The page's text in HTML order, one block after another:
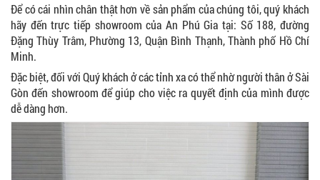
Để có cái nhìn chân thật hơn về sản phẩm của chúng tôi, quý khách
hãy đến trực tiếp showroom của An Phú Gia tại: Số 188, đường
Đặng Thùy Trâm, Phường 13, Quận Bình Thạnh, Thành phố Hồ Chí
Minh.
Đặc biệt, đối với Quý khách ở các tỉnh xa có thể nhờ người thân ở Sài
Gòn đến showroom để giúp cho việc ra quyết định của mình được
dễ dàng hơn.